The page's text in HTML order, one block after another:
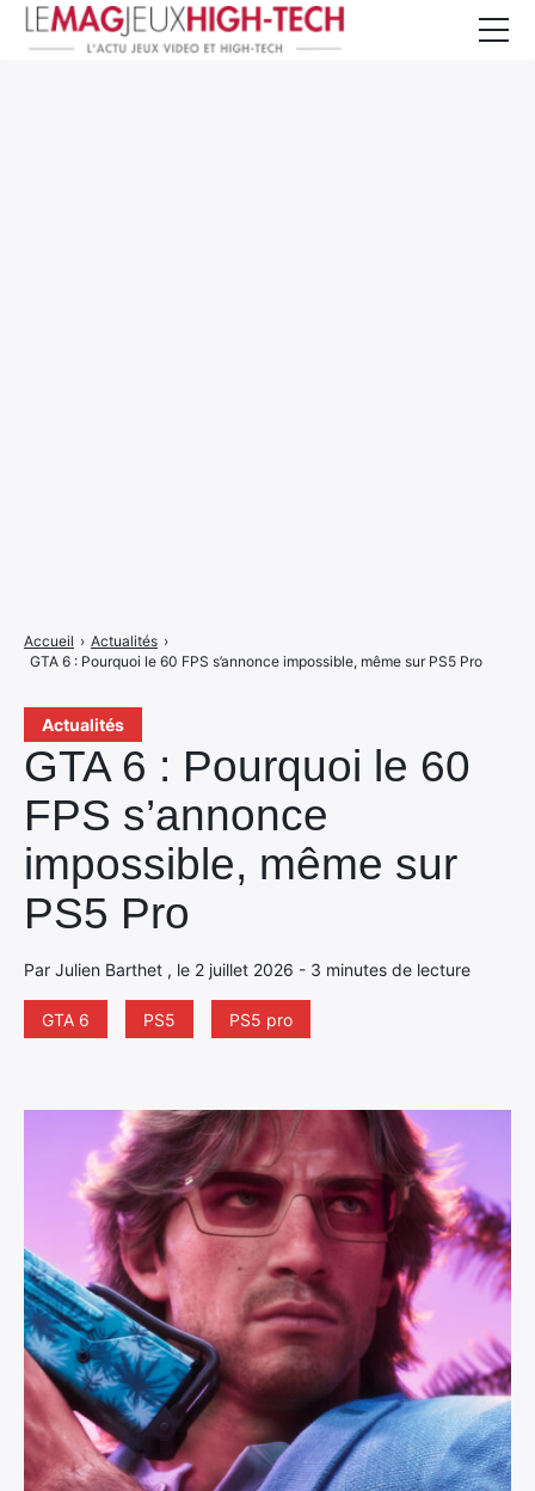
Actualités
GTA 6 : Pourquoi le 60
FPS s’annonce
impossible, même sur
PS5 Pro
Par Julien Barthet , le 2 juillet 2026 - 3 minutes de lecture
GTA 6 PS5 PS5 pro
Accueil › Actualités ›
GTA 6 : Pourquoi le 60 FPS s’annonce impossible, même sur PS5 Pro